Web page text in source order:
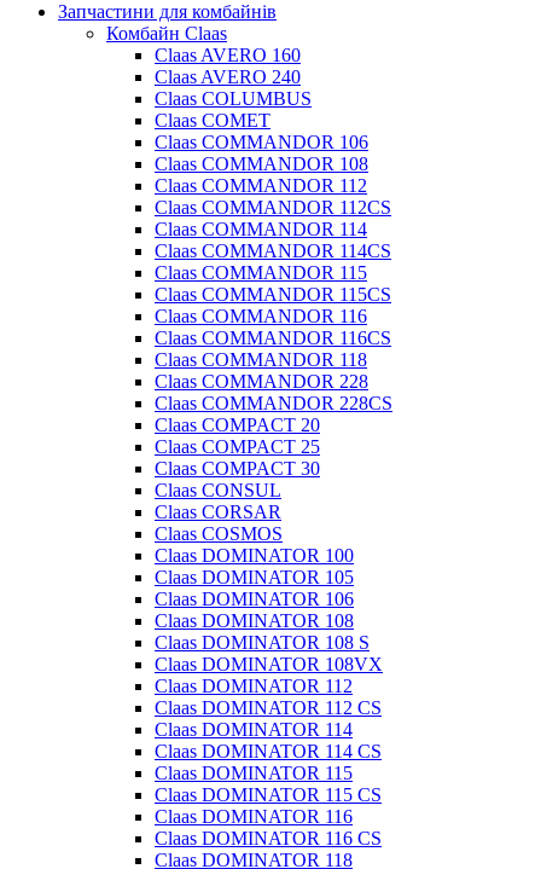
Запчастини для комбайнів
Комбайн Claas
Claas AVERO 160
Claas AVERO 240
Claas COLUMBUS
Claas COMET
Claas COMMANDOR 106
Claas COMMANDOR 108
Claas COMMANDOR 112
Claas COMMANDOR 112CS
Claas COMMANDOR 114
Claas COMMANDOR 114CS
Claas COMMANDOR 115
Claas COMMANDOR 115CS
Claas COMMANDOR 116
Claas COMMANDOR 116CS
Claas COMMANDOR 118
Claas COMMANDOR 228
Claas COMMANDOR 228CS
Claas COMPACT 20
Claas COMPACT 25
Claas COMPACT 30
Claas CONSUL
Claas CORSAR
Claas COSMOS
Claas DOMINATOR 100
Claas DOMINATOR 105
Claas DOMINATOR 106
Claas DOMINATOR 108
Claas DOMINATOR 108 S
Claas DOMINATOR 108VX
Claas DOMINATOR 112
Claas DOMINATOR 112 CS
Claas DOMINATOR 114
Claas DOMINATOR 114 CS
Claas DOMINATOR 115
Claas DOMINATOR 115 CS
Claas DOMINATOR 116
Claas DOMINATOR 116 CS
Claas DOMINATOR 118